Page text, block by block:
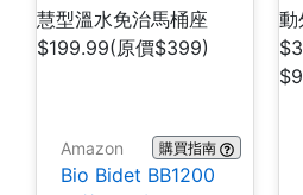
Amazon 購買指南
Bio Bidet BB1200